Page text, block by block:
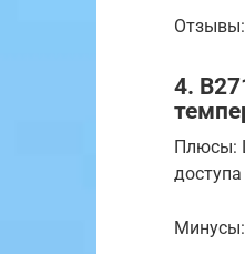
Отзывы:
4.
Плюсы:
Минусы: